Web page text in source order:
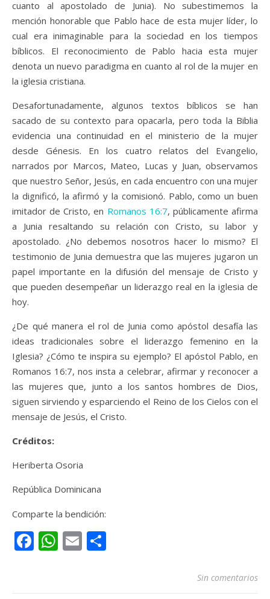
cuanto al apostolado de Junia). No subestimemos la
mención honorable que Pablo hace de esta mujer líder, lo
cual era inimaginable para la sociedad en los tiempos
bíblicos. El reconocimiento de Pablo hacia esta mujer
denota un nuevo paradigma en cuanto al rol de la mujer en
la iglesia cristiana.
Desafortunadamente, algunos textos bíblicos se han
sacado de su contexto para opacarla, pero toda la Biblia
evidencia una continuidad en el ministerio de la mujer
desde Génesis. En los cuatro relatos del Evangelio,
narrados por Marcos, Mateo, Lucas y Juan, observamos
que nuestro Señor, Jesús, en cada encuentro con una mujer
la dignificó, la afirmó y la comisionó. Pablo, como un buen
imitador de Cristo, en Romanos 16:7, públicamente afirma
a Junia resaltando su relación con Cristo, su labor y
apostolado. ¿No debemos nosotros hacer lo mismo? El
testimonio de Junia demuestra que las mujeres jugaron un
papel importante en la difusión del mensaje de Cristo y
que pueden desempeñar un liderazgo real en la iglesia de
hoy.
¿De qué manera el rol de Junia como apóstol desafía las
ideas tradicionales sobre el liderazgo femenino en la
Iglesia? ¿Cómo te inspira su ejemplo? El apóstol Pablo, en
Romanos 16:7, nos insta a celebrar, afirmar y reconocer a
las mujeres que, junto a los santos hombres de Dios,
siguen sirviendo y esparciendo el Reino de los Cielos con el
mensaje de Jesús, el Cristo.
Créditos:
Heriberta Osoria
República Dominicana
Comparte la bendición:
Facebook
WhatsApp
Email
Sin comentarios